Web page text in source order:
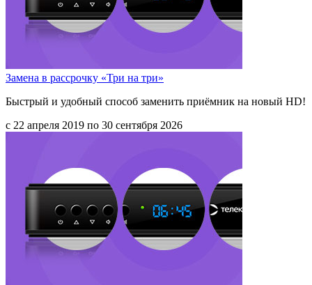
Замена в рассрочку «Три на три»
Быстрый и удобный способ заменить приёмник на новый HD!
с 22 апреля 2019 по 30 сентября 2026